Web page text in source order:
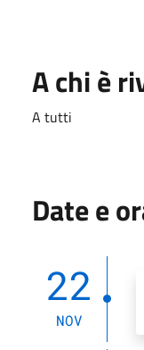
A chi è
A tutti
Date e
22
NOV